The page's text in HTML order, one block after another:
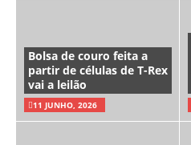
Bolsa de couro feita a
partir de células de T-Rex
vai a leilão
11 JUNHO, 2026